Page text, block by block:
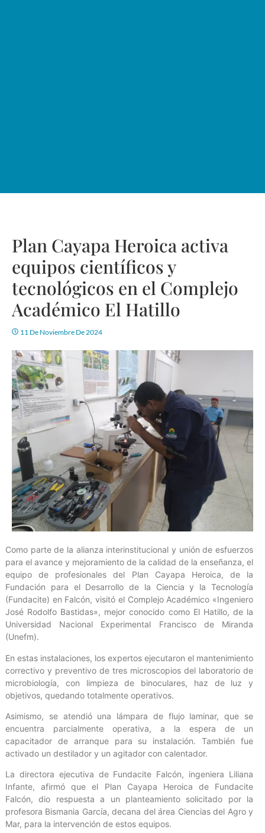
Plan Cayapa Heroica activa
equipos científicos y
tecnológicos en el Complejo
Académico El Hatillo
11 De Noviembre De 2024
Como parte de la alianza interinstitucional y unión de esfuerzos
para el avance y mejoramiento de la calidad de la enseñanza, el
equipo de profesionales del Plan Cayapa Heroica, de la
Fundación para el Desarrollo de la Ciencia y la Tecnología
(Fundacite) en Falcón, visitó el Complejo Académico «Ingeniero
José Rodolfo Bastidas», mejor conocido como El Hatillo, de la
Universidad Nacional Experimental Francisco de Miranda
(Unefm).
En estas instalaciones, los expertos ejecutaron el mantenimiento
correctivo y preventivo de tres microscopios del laboratorio de
microbiología, con limpieza de binoculares, haz de luz y
objetivos, quedando totalmente operativos.
Asimismo, se atendió una lámpara de flujo laminar, que se
encuentra parcialmente operativa, a la espera de un
capacitador de arranque para su instalación. También fue
activado un destilador y un agitador con calentador.
La directora ejecutiva de Fundacite Falcón, ingeniera Liliana
Infante, afirmó que el Plan Cayapa Heroica de Fundacite
Falcón, dio respuesta a un planteamiento solicitado por la
profesora Bismania García, decana del área Ciencias del Agro y
Mar, para la intervención de estos equipos.